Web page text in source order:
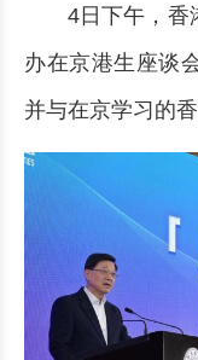
4日下午，香
办在京港生座谈
并与在京学习的